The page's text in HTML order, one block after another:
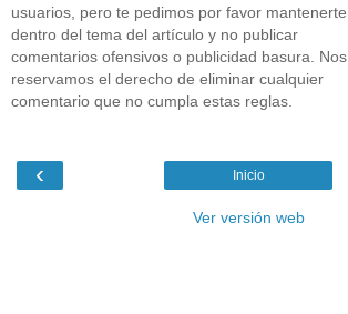
usuarios, pero te pedimos por favor mantenerte
dentro del tema del artículo y no publicar
comentarios ofensivos o publicidad basura. Nos
reservamos el derecho de eliminar cualquier
comentario que no cumpla estas reglas.
‹ Inicio
Ver versión web